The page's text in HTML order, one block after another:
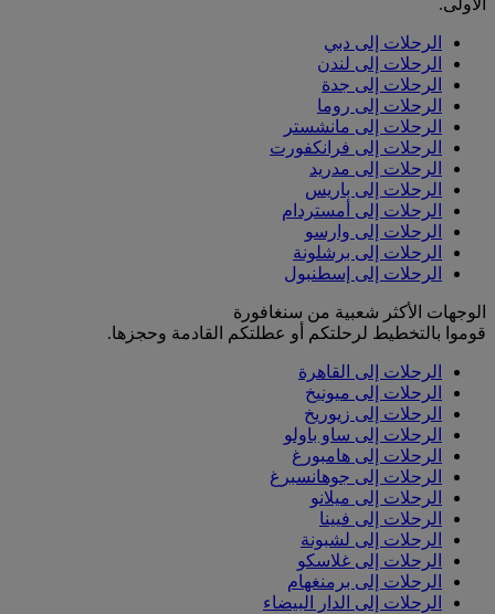
الأولى.
الرحلات إلى دبي
الرحلات إلى لندن
الرحلات إلى جدة
الرحلات إلى روما
الرحلات إلى مانشستر
الرحلات إلى فرانكفورت
الرحلات إلى مدريد
الرحلات إلى باريس
الرحلات إلى أمستردام
الرحلات إلى وارسو
الرحلات إلى برشلونة
الرحلات إلى إسطنبول
الوجهات الأكثر شعبية من سنغافورة
قوموا بالتخطيط لرحلتكم أو عطلتكم القادمة وحجزها.
الرحلات إلى القاهرة
الرحلات إلى ميونيخ
الرحلات إلى زيوريخ
الرحلات إلى ساو باولو
الرحلات إلى هامبورغ
الرحلات إلى جوهانسبرغ
الرحلات إلى ميلانو
الرحلات إلى فيينا
الرحلات إلى لشبونة
الرحلات إلى غلاسكو
الرحلات إلى برمنغهام
الرحلات إلى الدار البيضاء